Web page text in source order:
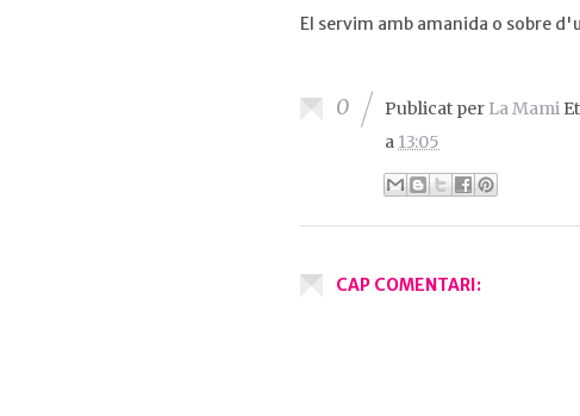
El servim amb amanida o sobre
0 Publicat per La Mami
a 13:05
CAP COMENTARI: